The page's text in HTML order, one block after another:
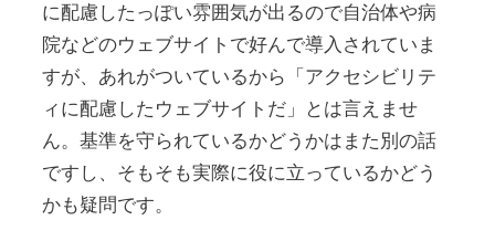
に配慮したっぽい雰囲気が出るので自治体や病
院などのウェブサイトで好んで導入されていま
すが、あれがついているから「アクセシビリテ
ィに配慮したウェブサイトだ」とは言えませ
ん。基準を守られているかどうかはまた別の話
ですし、そもそも実際に役に立っているかどう
かも疑問です。